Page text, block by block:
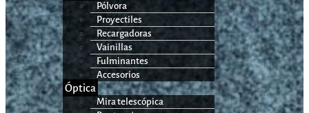
Pólvora
Proyectiles
Recargadoras
Vainillas
Fulminantes
Accesorios
Óptica
Mira telescópica